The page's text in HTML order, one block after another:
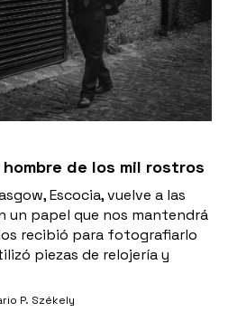
hombre de los mil rostros
Escocia, vuelve a las
un papel que nos mantendrá
recibió para fotografiarlo
piezas de relojería y
P. Székely